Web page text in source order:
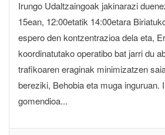
Irungo Udaltzaingoak jakinarazi
15ean, 12:00etatik 14:00etara
espero den kontzentrazioa dela eta,
koordinatutako operatibo bat jarri du
trafikoaren eraginak minimizatzen
bereziki, Behobia eta muga inguruan.
gomendioa...